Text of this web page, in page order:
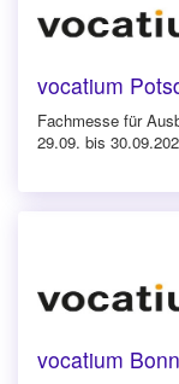
vocatium
Fachmesse für
29.09. bis
vocatium